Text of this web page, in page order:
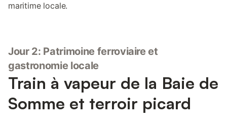
maritime locale.
Jour 2: Patrimoine ferroviaire et
gastronomie locale
Train à vapeur de la Baie de
Somme et terroir picard